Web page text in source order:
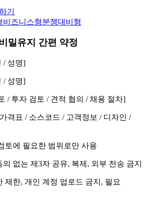
기
비즈니스형분쟁대비형
밀유지 간편 약정
/ 성명]
/ 성명]
/ 투자 검토 / 견적 협의 / 채용 절차]
격표 / 소스코드 / 고객정보 / 디자인 /
토에 필요한 범위로만 사용
의 없는 제3자 공유, 복제, 외부 전송 금지
제한, 개인 계정 업로드 금지, 필요